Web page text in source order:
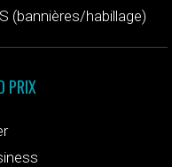
(bannières/habillage)
PRIX